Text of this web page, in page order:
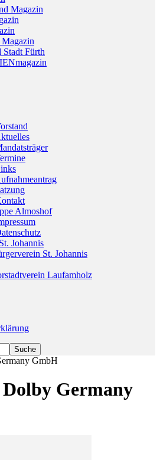
Magazin
Stadt Fürth
Almoshof
Johannis
St. Johannis
Laufamholz
GmbH
Germany